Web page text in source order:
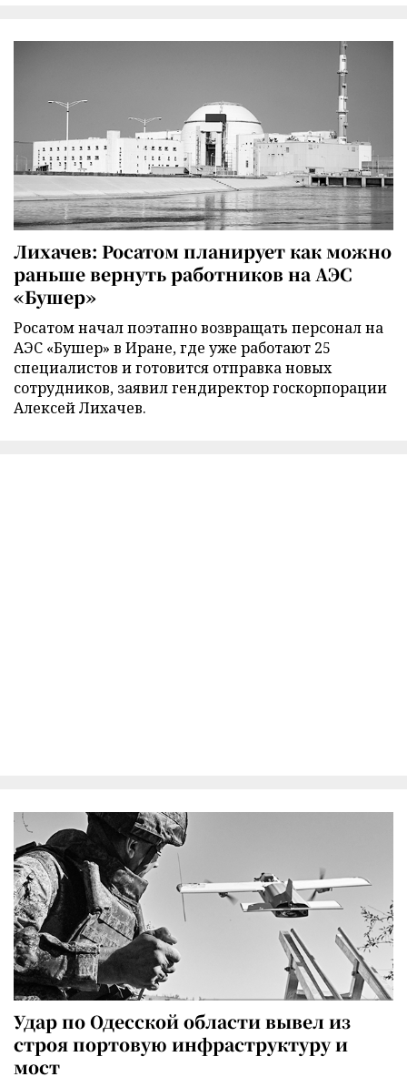
Лихачев: Росатом планирует как можно
раньше вернуть работников на АЭС
«Бушер»
Росатом начал поэтапно возвращать персонал на
АЭС «Бушер» в Иране, где уже работают 25
специалистов и готовится отправка новых
сотрудников, заявил гендиректор госкорпорации
Алексей Лихачев.
Удар по Одесской области вывел из
строя портовую инфраструктуру и
мост